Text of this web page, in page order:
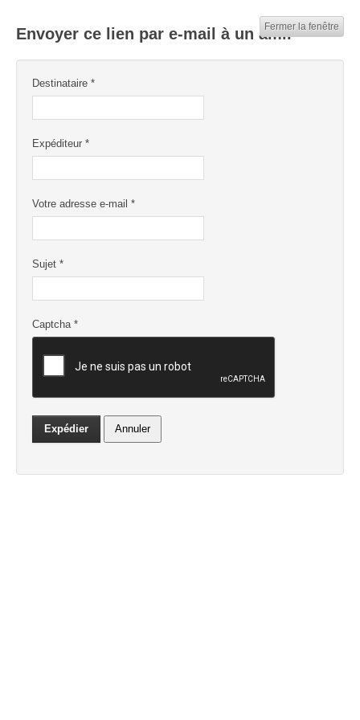
Envoyer ce lien par e-mail à un ami.Fermer la fenêtre
Destinataire *
Expéditeur *
Votre adresse e-mail *
Sujet *
Captcha*
Expédier Annuler